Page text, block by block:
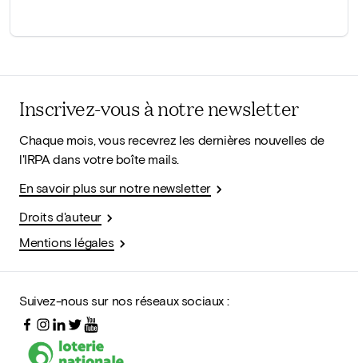
Inscrivez-vous à notre newsletter
Chaque mois, vous recevrez les dernières nouvelles de
l'IRPA dans votre boîte mails.
En savoir plus sur notre newsletter
Droits d'auteur
Mentions légales
Suivez-nous sur nos réseaux sociaux :